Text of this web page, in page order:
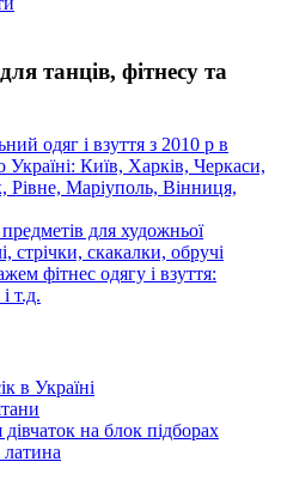
танців, фітнесу та
одяг і взуття з 2010 р в
Україні: Київ, Харків, Черкаси,
Рівне, Маріуполь, Вінниця,
для художньої
стрічки, скакалки, обручі
фітнес одягу і взуття:
т.д.
в Україні
на блок підборах
латина